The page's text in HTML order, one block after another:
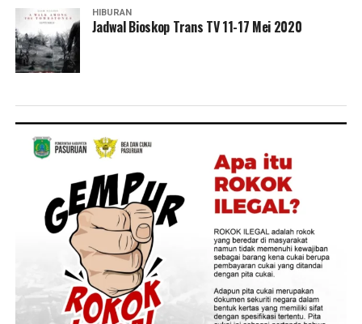
HIBURAN
Jadwal Bioskop Trans TV 11-17 Mei 2020